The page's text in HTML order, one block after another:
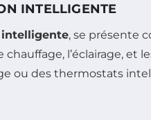
INTELLIGENTE
intelligente, se présente
l’éclairage, et
ou des thermostats